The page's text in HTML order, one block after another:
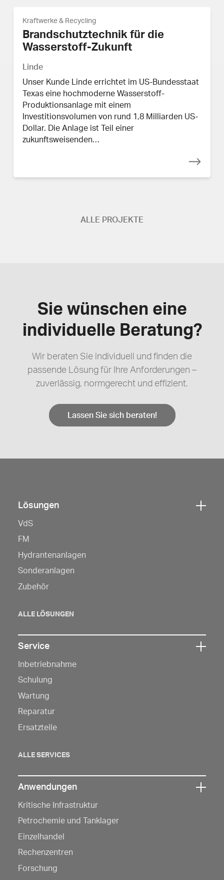
Kraftwerke & Recycling
Brandschutztechnik für die
Wasserstoff-Zukunft
Linde
Unser Kunde Linde errichtet im US-Bundesstaat
Texas eine hochmoderne Wasserstoff-
Produktionsanlage mit einem
Investitionsvolumen von rund 1,8 Milliarden US-
Dollar. Die Anlage ist Teil einer
zukunftsweisenden…
ALLE PROJEKTE
Sie wünschen eine
individuelle Beratung?
Wir beraten Sie individuell und finden die
passende Lösung für Ihre Anforderungen –
zuverlässig, normgerecht und effizient.
Lassen Sie sich beraten!
Klicken
Sie
hier,
um
die
Lösungen
VdS
FM
Hydrantenanlagen
Sonderanlagen
Zubehör
ALLE LÖSUNGEN
Sie
hier,
um
die
Service
Inbetriebnahme
Schulung
Wartung
Reparatur
Ersatzteile
ALLE SERVICES
Sie
hier,
um
die
Anwendungen
Kritische Infrastruktur
Petrochemie und Tanklager
Einzelhandel
Rechenzentren
Forschung